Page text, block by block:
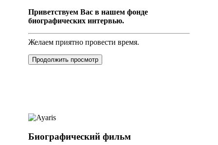
Приветствуем Вас в нашем фонде
биографических интервью.
Желаем приятно провести время.
Продолжить просмотр
Биографический фильм